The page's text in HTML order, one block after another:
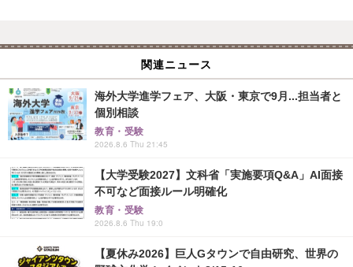
関連ニュース
海外大学進学フェア、大阪・東京で9月...担当者と
個別相談
教育・受験
2026.8.6 Thu 21:45
【大学受験2027】文科省「実施要項Q&A」AI面接
不可など面接ルール明確化
教育・受験
2026.8.6 Thu 19:0
【夏休み2026】巨人Gタウンで自由研究、世界の